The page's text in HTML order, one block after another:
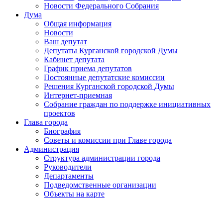
Новости Федерального Cобрания
Дума
Общая информация
Новости
Ваш депутат
Депутаты Курганской городской Думы
Кабинет депутата
График приема депутатов
Постоянные депутатские комиссии
Решения Курганской городской Думы
Интернет-приемная
Собрание граждан по поддержке инициативных
проектов
Глава города
Биография
Советы и комиссии при Главе города
Администрация
Структура администрации города
Руководители
Департаменты
Подведомственные организации
Объекты на карте